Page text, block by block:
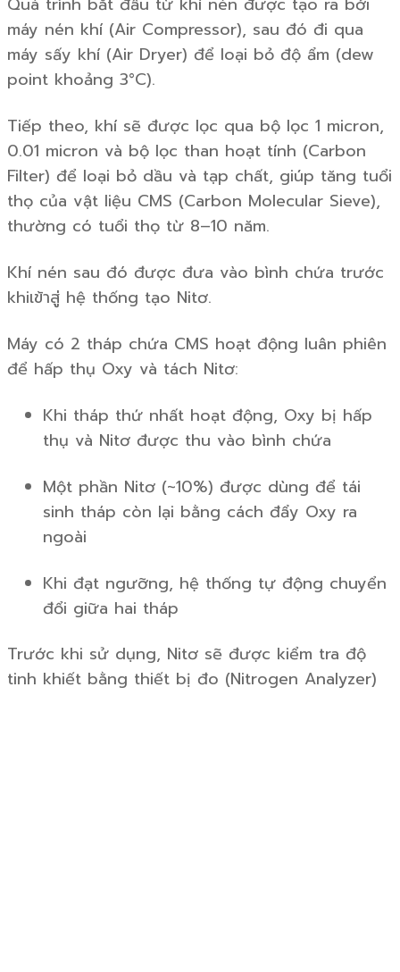
máy nén khí (Air Compressor), sau đó đi qua
máy sấy khí (Air Dryer) để loại bỏ độ ẩm (dew
point khoảng 3°C).
Tiếp theo, khí sẽ được lọc qua bộ lọc 1 micron,
0.01 micron và bộ lọc than hoạt tính (Carbon
Filter) để loại bỏ dầu và tạp chất, giúp tăng tuổi
thọ của vật liệu CMS (Carbon Molecular Sieve),
thường có tuổi thọ từ 8–10 năm.
Khí nén sau đó được đưa vào bình chứa trước
khiเข้าสู่ hệ thống tạo Nitơ.
Máy có 2 tháp chứa CMS hoạt động luân phiên
để hấp thụ Oxy và tách Nitơ:
Khi tháp thứ nhất hoạt động, Oxy bị hấp
thụ và Nitơ được thu vào bình chứa
Một phần Nitơ (~10%) được dùng để tái
sinh tháp còn lại bằng cách đẩy Oxy ra
ngoài
Khi đạt ngưỡng, hệ thống tự động chuyển
đổi giữa hai tháp
Trước khi sử dụng, Nitơ sẽ được kiểm tra độ
tinh khiết bằng thiết bị đo (Nitrogen Analyzer)